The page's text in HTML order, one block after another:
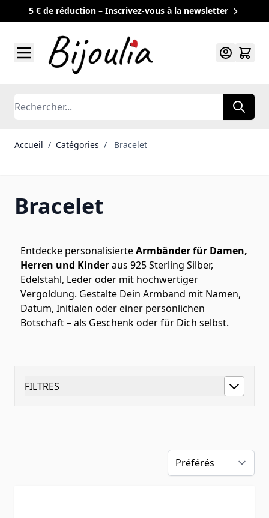
5 € de réduction – Inscrivez-vous à la newsletter
Rechercher
Accueil / Catégories / Bracelet
Bracelet
Entdecke personalisierteArmbänder für Damen,
Herren und Kinderaus 925 Sterling Silber,
Edelstahl, Leder oder mit hochwertiger
Vergoldung. Gestalte Dein Armband mit Namen,
Datum, Initialen oder einer persönlichen
Botschaft – als Geschenk oder für Dich selbst.
FILTRES